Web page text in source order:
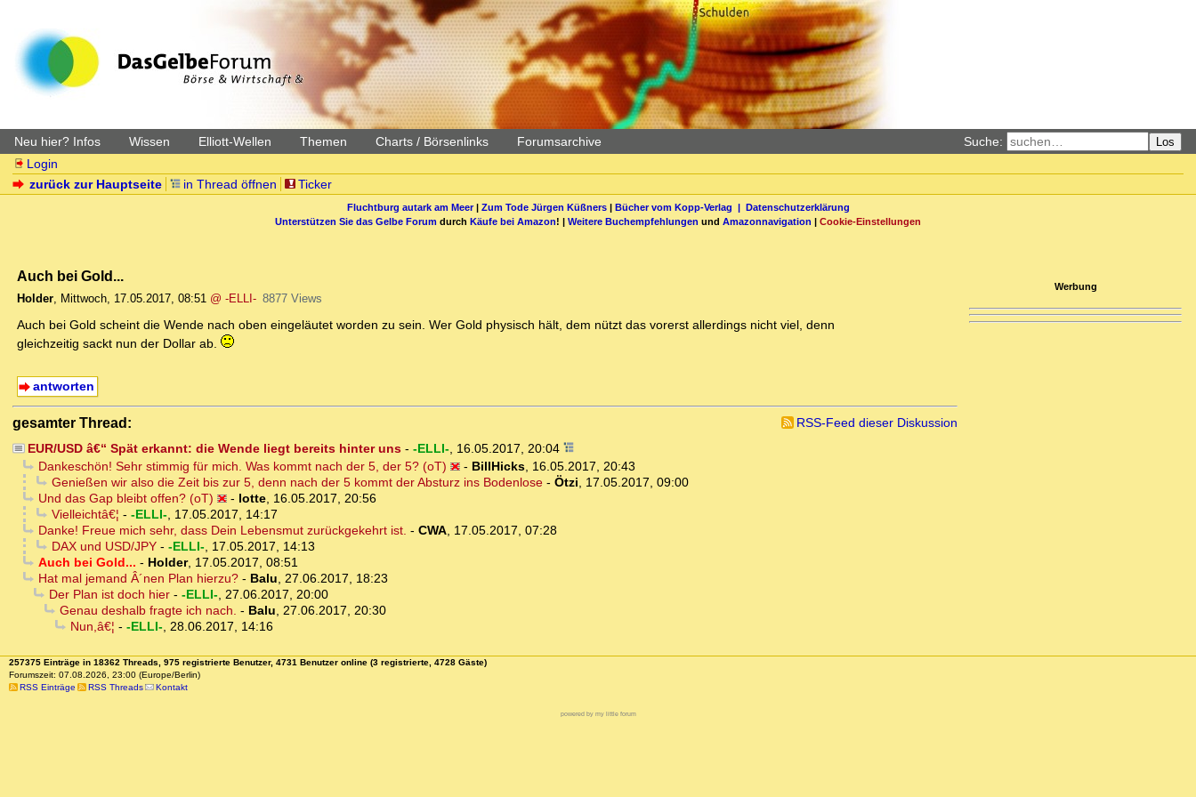
Neu hier? Infos Wissen Elliott-Wellen Themen Charts / Börsenlinks Forumsarchive Suche: Los
Login
zurück zur Hauptseite
in Thread öffnen Ticker
Fluchtburg autark am Meer| Zum Tode Jürgen Küßners| Bücher vom Kopp-Verlag | Datenschutzerklärung
Unterstützen Sie das Gelbe Forum durch Käufe bei Amazon! | Weitere Buchempfehlungen und Amazonnavigation | Cookie-Einstellungen
Auch bei Gold...
Holder, Mittwoch, 17.05.2017, 08:51 @ -ELLI- 8877 Views
Auch bei Gold scheint die Wende nach oben eingeläutet worden zu sein. Wer Gold physisch hält, dem nützt das vorerst allerdings nicht viel, denn
gleichzeitig sackt nun der Dollar ab.
antworten
gesamter Thread:
RSS-Feed dieser Diskussion
EUR/USD â€“ Spät erkannt: die Wende liegt bereits hinter uns- -ELLI-, 16.05.2017, 20:04
Dankeschön! Sehr stimmig für mich. Was kommt nach der 5, der 5? (oT)
- BillHicks, 16.05.2017, 20:43
Genießen wir also die Zeit bis zur 5, denn nach der 5 kommt der Absturz ins Bodenlose- Ötzi, 17.05.2017, 09:00
Und das Gap bleibt offen? (oT)
- lotte, 16.05.2017, 20:56
Vielleichtâ€¦ - -ELLI-, 17.05.2017, 14:17
Danke! Freue mich sehr, dass Dein Lebensmut zurückgekehrt ist. - CWA, 17.05.2017, 07:28
DAX und USD/JPY- -ELLI-, 17.05.2017, 14:13
Auch bei Gold... - Holder, 17.05.2017, 08:51
Hat mal jemand Â´nen Plan hierzu?- Balu, 27.06.2017, 18:23
Der Plan ist doch hier- -ELLI-, 27.06.2017, 20:00
Genau deshalb fragte ich nach. - Balu, 27.06.2017, 20:30
Nun,â€¦ - -ELLI-, 28.06.2017, 14:16
Werbung
257375 Einträge in 18362 Threads, 975 registrierte Benutzer, 4731 Benutzer online (3 registrierte, 4728 Gäste)
Forumszeit: 07.08.2026, 23:00 (Europe/Berlin)
RSS Einträge
RSS Threads Kontakt
powered by my little forum